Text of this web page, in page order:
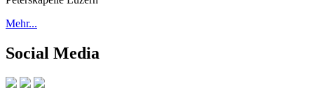
Mehr...
Social Media